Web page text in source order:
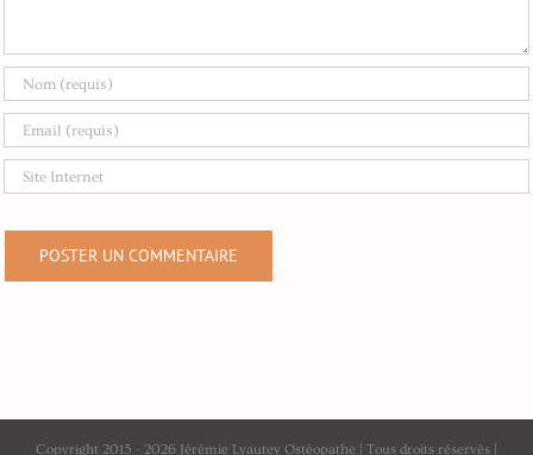
Copyright 2015 - 2026 Jérémie Lyautey Ostéopathe | Tous droits réservés |